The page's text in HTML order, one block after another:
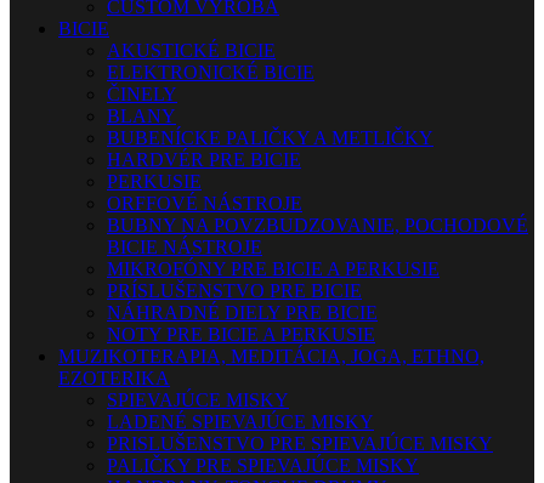
CUSTOM VÝROBA
BICIE
AKUSTICKÉ BICIE
ELEKTRONICKÉ BICIE
ČINELY
BLANY
BUBENÍCKE PALIČKY A METLIČKY
HARDVÉR PRE BICIE
PERKUSIE
ORFFOVÉ NÁSTROJE
BUBNY NA POVZBUDZOVANIE, POCHODOVÉ
BICIE NÁSTROJE
MIKROFÓNY PRE BICIE A PERKUSIE
PRÍSLUŠENSTVO PRE BICIE
NÁHRADNÉ DIELY PRE BICIE
NOTY PRE BICIE A PERKUSIE
MUZIKOTERAPIA, MEDITÁCIA, JOGA, ETHNO,
EZOTERIKA
SPIEVAJÚCE MISKY
LADENÉ SPIEVAJÚCE MISKY
PRISLUŠENSTVO PRE SPIEVAJÚCE MISKY
PALIČKY PRE SPIEVAJÚCE MISKY